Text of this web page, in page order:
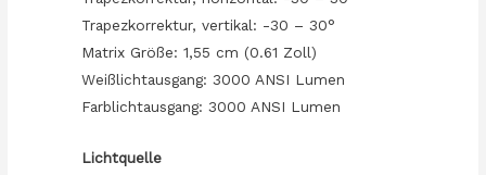
Trapezkorrektur, vertikal: -30 – 30°
Matrix Größe: 1,55 cm (0.61 Zoll)
Weißlichtausgang: 3000 ANSI Lumen
Farblichtausgang: 3000 ANSI Lumen
Lichtquelle